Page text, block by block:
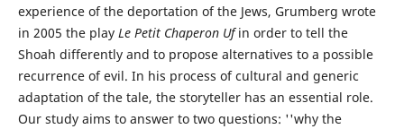
experience of the deportation of the Jews, Grumberg wrote
in 2005 the play Le Petit Chaperon Ufin order to tell the
Shoah differently and to propose alternatives to a possible
recurrence of evil. In his process of cultural and generic
adaptation of the tale, the storyteller has an essential role.
Our study aims to answer to two questions: ''why the